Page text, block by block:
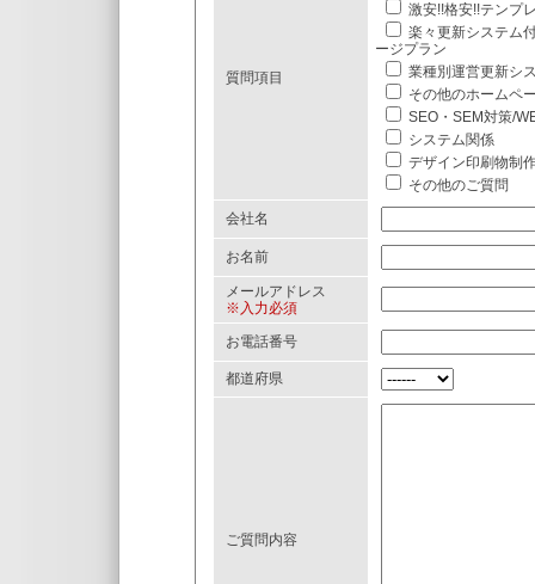
質問項目
激安!!格安!!テンプ
楽々更新システム
ージプラン
業種別運営更新シ
その他のホームペ
SEO・SEM対策/
システム関係
デザイン印刷物制
その他のご質問
会社名
お名前
メールアドレス
※入力必須
お電話番号
都道府県
ご質問内容